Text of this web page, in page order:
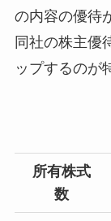
の内容の優待
同社の株主優
ップするのが
所有株式
数